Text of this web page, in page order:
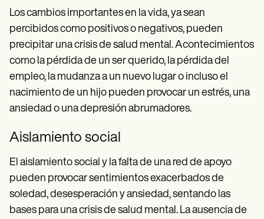
Los cambios importantes en la vida, ya sean
percibidos como positivos o negativos, pueden
precipitar una crisis de salud mental. Acontecimientos
como la pérdida de un ser querido, la pérdida del
empleo, la mudanza a un nuevo lugar o incluso el
nacimiento de un hijo pueden provocar un estrés, una
ansiedad o una depresión abrumadores.
Aislamiento social
El aislamiento social y la falta de una red de apoyo
pueden provocar sentimientos exacerbados de
soledad, desesperación y ansiedad, sentando las
bases para una crisis de salud mental. La ausencia de